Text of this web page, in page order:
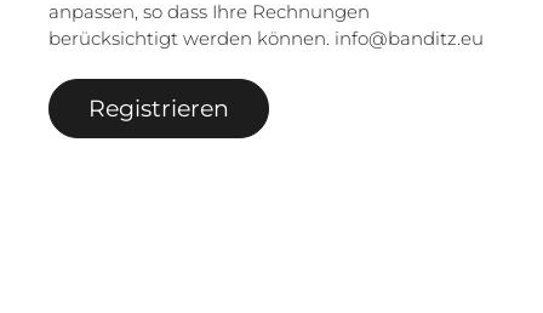
anpassen, so dass Ihre Rechnungen
berücksichtigt werden können. info@banditz.eu
Registrieren